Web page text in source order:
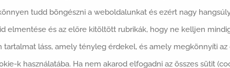
tudd böngészni a weboldalunkat és ezért nagy
elmentése és az előre kitöltött rubrikák, hogy ne kelljen
tartalmat láss, amely tényleg érdekel, és amely megkönnyíti
k használatába. Ha nem akarod elfogadni az összes sütit